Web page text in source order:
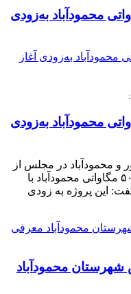
نیروگاه ۵۰۰ مگاواتی محمودآباد به‌زودی
نیروگاه ۵۰۰ مگاواتی محمودآباد به‌زودی
و محمودآباد در مجلس از
آغاز اجرای فاز نخست نیروگاه ۵۰۰ مگاواتی محمودآباد با
و گفت: این پروژه به زودی
محمودآباد